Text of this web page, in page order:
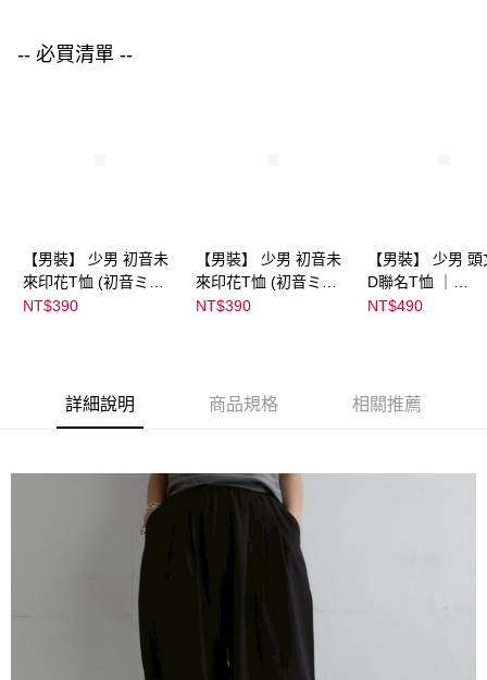
每筆NT$80，滿NT$1,500(含以上)免運費
-- 必買清單 --
【男裝】 少男 初音未
來印花T恤 (初音ミク)
｜
NT$390
【男裝】 少男 初音未
來印花T恤 (初音ミク)
｜
NT$390
【男裝】 少男
D聯名T恤 ｜
NT$490
詳細說明 商品規格 相關推薦